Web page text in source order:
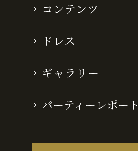
コンテンツ
ドレス
ギャラリー
パーティーレポート